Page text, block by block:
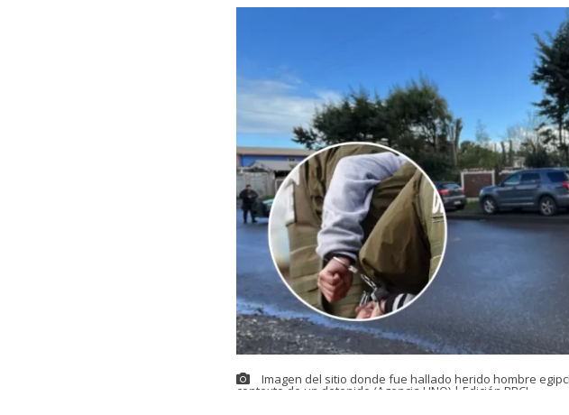
Imagen del sitio donde fue hallado herido hombre
contexto de un detenido (Agencia UNO) | Edición BBCL